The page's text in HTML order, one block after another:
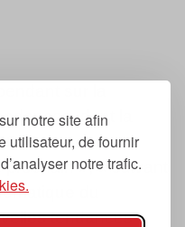
notre site afin
utilisateur, de fournir
notre trafic.
sur la
dont la
», « suivant
du
tendances